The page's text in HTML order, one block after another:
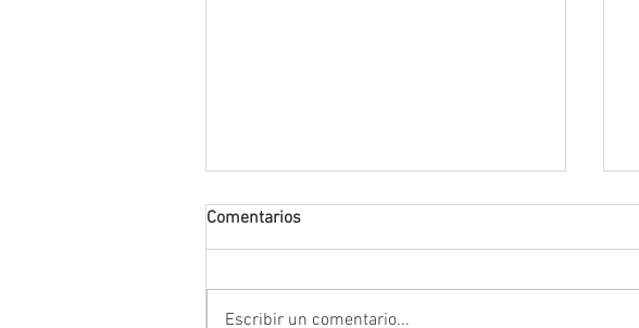
Comentarios
Escribir un comentario...